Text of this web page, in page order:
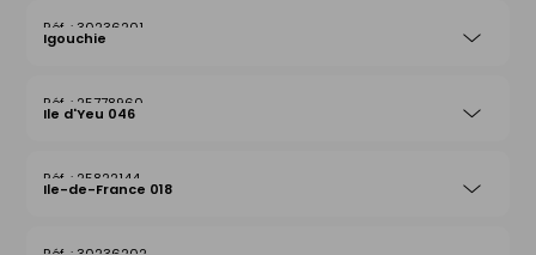
30236201
Igouchie
25778960
Ile d'Yeu 046
25822144
Ile-de-France 018